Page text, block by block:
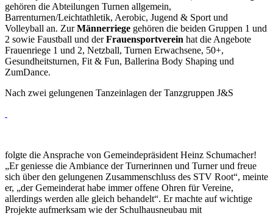
gehören die Abteilungen Turnen allgemein,
Barrenturnen/Leichtathletik, Aerobic, Jugend & Sport und
Volleyball an. ZurMännerriege gehören die beiden Gruppen 1 und
2 sowie Faustball und derFrauensportverein hat die Angebote
Frauenriege 1 und 2, Netzball, Turnen Erwachsene, 50+,
Gesundheitsturnen, Fit & Fun, Ballerina Body Shaping und
ZumDance.
Nach zwei gelungenen Tanzeinlagen der Tanzgruppen J&S
folgte die Ansprache von Gemeindepräsident Heinz Schumacher!
„Er geniesse die Ambiance der Turnerinnen und Turner und freue
sich über den gelungenen Zusammenschluss des STV Root“, meinte
er, „der Gemeinderat habe immer offene Ohren für Vereine,
allerdings werden alle gleich behandelt“. Er machte auf wichtige
Projekte aufmerksam wie der Schulhausneubau mit